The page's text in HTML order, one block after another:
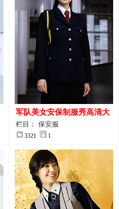
军队美女安保制服秀高清大
图
栏目： 保安服
3321 1